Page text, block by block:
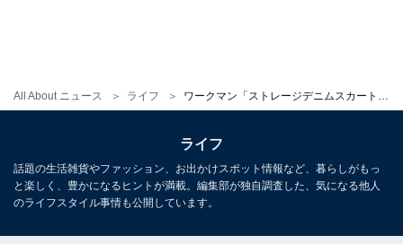
All About ニュース ライフ
スマホが余裕で入る大きなポケットがある
「レディースストレージデニムスカート」の両サイドに
はスマホも余裕で入る大きなポケットがあります。
ライフ
話題の生活雑貨やファッション、お出かけスポット情報など、暮らしがもっ
と楽しく、豊かになるヒントが満載。編集部が独自調査した、気になる他人
のライフスタイル事情も公開しています。